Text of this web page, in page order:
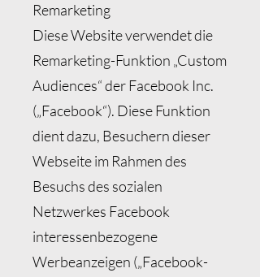
Remarketing
Diese Website verwendet die
Remarketing-Funktion „Custom
Audiences“ der Facebook Inc.
(„Facebook“). Diese Funktion
dient dazu, Besuchern dieser
Webseite im Rahmen des
Besuchs des sozialen
Netzwerkes Facebook
interessenbezogene
Werbeanzeigen („Facebook-